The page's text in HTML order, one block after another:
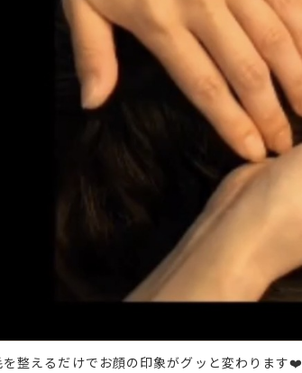
を整えるだけでお顔の印象がグッと変わります❤️